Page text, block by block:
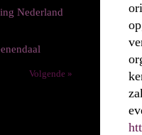
Nederland
Volgende »